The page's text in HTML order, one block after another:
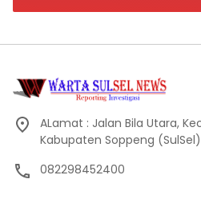
ALamat : Jalan Bila Utara,
Kabupaten Soppeng (SulSel)
082298452400